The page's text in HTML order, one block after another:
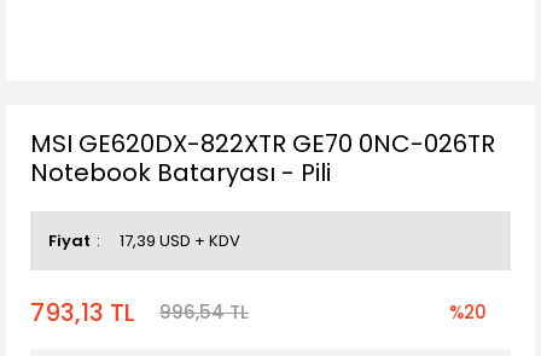
MSI GE620DX-822XTR GE70 0NC-026TR
Notebook Bataryası - Pili
Fiyat 17,39 USD + KDV
793,13 TL 996,54 TL %20